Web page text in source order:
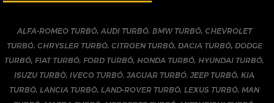
ALFA-ROMEO TURBÓ,AUDI TURBÓ, BMW TURBÓ, CHEVROLET
TURBÓ, CHRYSLER TURBÓ, CITROEN TURBÓ, DACIA TURBÓ, DODGE
TURBÓ,FIAT TURBÓ,FORD TURBÓ, HONDA TURBÓ, HYUNDAI TURBÓ,
ISUZU TURBÓ,IVECO TURBÓ,JAGUAR TURBÓ,JEEP TURBÓ,KIA
TURBÓ,LANCIA TURBÓ,LAND-ROVER TURBÓ,LEXUS TURBÓ,MAN